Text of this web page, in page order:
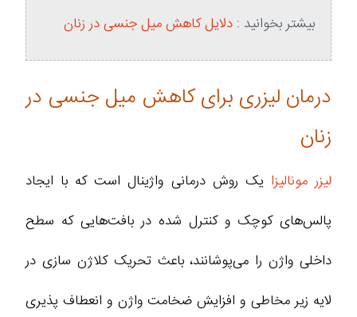
بیشتر بخوانید : دلایل کاهش میل جنسی در زنان
درمان لیزری برای کاهش میل جنسی در
زنان
لیزر مونالیزا یک روش درمانی واژینال است که با ایجاد
پالس‌های کوچک و کنترل شده در بافت‌هایی که سطح
داخلی واژن را می‌پوشانند، باعث تحریک کلاژن سازی در
لایه زیر مخاطی و افزایش ضخامت واژن و انعطاف پذیری